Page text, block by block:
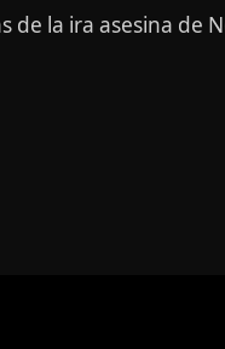
la ira asesina de